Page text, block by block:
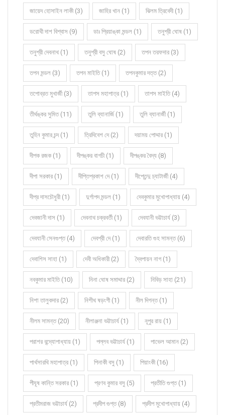
জায়েদ হোসাইন লাকী (3) জাহির খান (1) ঝিলম ত্রিবেদী (1)
ডরোথী দাশ বিশ্বাস (9) ডাঃ প্রিয়াঙ্কা মন্ডল (1) তনুশ্রী ঘোষ (1)
তনুশ্রী দেবনাথ (1) তনুশ্রী বসু ঘোষ (2) তপন তরফদার (3)
তপন মন্ডল (3) তপন মাইতি (1) তপনকুমার দত্ত (2)
তপোব্রত মুখার্জী (3) তাপস মহাপাত্র (1) তাপস মাইতি (4)
তীর্থঙ্কর সুমিত (11) তুলি ব্যানার্জি (1) তুলি ব্যানার্জী (1)
তুহিন কুমার চন্দ (1) ত্রিদিবেশ দে (2) দয়াময় পোদ্দার (1)
দীপক রজক (1) দীপঙ্কর বাগচী (1) দীপঙ্কর বৈদ্য (8)
দীপা সরকার (1) দীপ্তিপ্রকাশ দে (1) দীপ্তেন্দু চ্যাটার্জী (4)
দীপ্র দাসচৌধুরী (1) দুর্গাপদ মন্ডল (1) দেবকুমার মুখোপাধ্যায় (4)
দেবজানী দাস (1) দেবনাথ চক্রবর্তী (1) দেবযানী ভট্টাচার্য (3)
দেবযানী সেনগুপ্ত (4) দেবশ্রী দে (1) দেবারতি গুহ সামন্ত (6)
দেবাশিস সাহা (1) দেবী অধিকারী (2) দ্বৈপায়ন নাগ (1)
নবকুমার মাইতি (10) নিনা ঘোষ সমাদ্দার (2) নিবিড় সাহা (21)
নিশা তালুকদার (2) নিশীথ ষড়ংগী (1) নীল দিগন্ত (1)
নীলম সামন্ত (20) নীলাঞ্জনা ভট্টাচার্য (1) নূপুর রায় (1)
পরাশর বন্দ্যোপাধ্যায় (1) পল্লব ভট্টাচার্য (1) পাভেল আমান (2)
পার্থসারথি মহাপাত্র (1) পিনাকী বসু (1) পিয়াংকী (16)
পীযূষ কান্তি সরকার (1) প্রণব কুমার বসু (5) প্রতীতি গুপ্ত (1)
প্রতীমরাজ ভট্টাচার্য (2) প্রদীপ গুপ্ত (8) প্রদীপ মুখোপাধ্যায় (4)